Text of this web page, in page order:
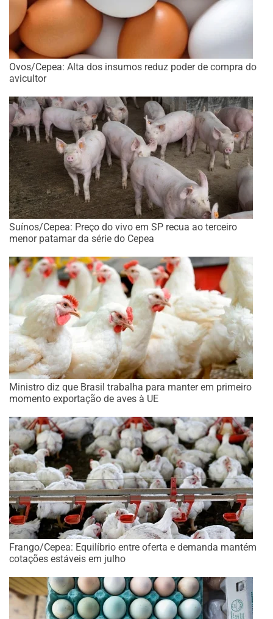
Ovos/Cepea: Alta dos insumos reduz poder de compra do
avicultor
Suínos/Cepea: Preço do vivo em SP recua ao terceiro
menor patamar da série do Cepea
Ministro diz que Brasil trabalha para manter em primeiro
momento exportação de aves à UE
Frango/Cepea: Equilíbrio entre oferta e demanda mantém
cotações estáveis em julho